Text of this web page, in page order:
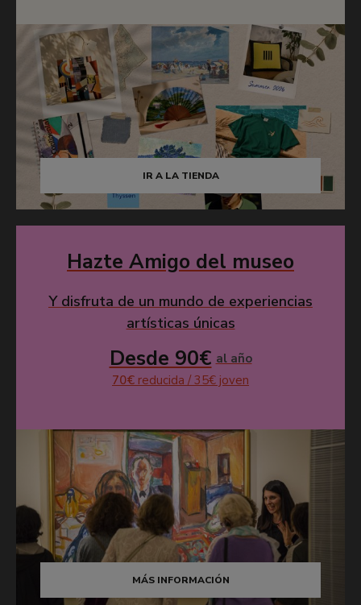
IR A LA TIENDA
Hazte Amigo del museo
Y disfruta de un mundo de experiencias
artísticas únicas
Desde 90€ al año
70€ reducida / 35€ joven
MÁS INFORMACIÓN